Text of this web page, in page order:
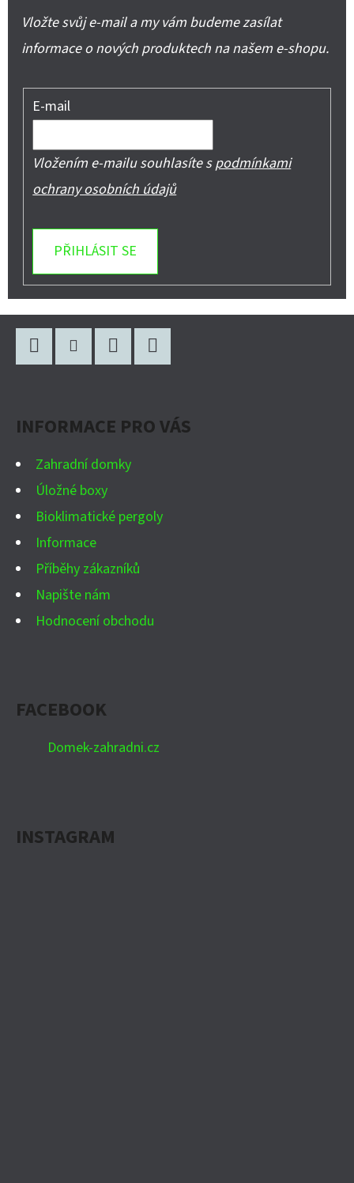
Vložte svůj e-mail a my vám budeme zasílat
informace o nových produktech na našem e-shopu.
E-mail
Vložením e-mailu souhlasíte spodmínkami
ochrany osobních údajů
PŘIHLÁSIT SE
INFORMACE PRO VÁS
Zahradní domky
Úložné boxy
Bioklimatické pergoly
Informace
Příběhy zákazníků
Napište nám
Hodnocení obchodu
FACEBOOK
Domek-zahradni.cz
INSTAGRAM